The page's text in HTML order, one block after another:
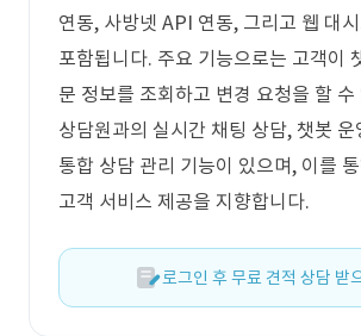
연동, 사방넷 API 연동, 그리고 웹 대시
포함됩니다. 주요 기능으로는 고객이
문 정보를 조회하고 변경 요청을 할 수
상담원과의 실시간 채팅 상담, 챗봇
통합 상담 관리 기능이 있으며, 이를
고객 서비스 제공을 지향합니다.
로그인 후 무료 견적 상담 받